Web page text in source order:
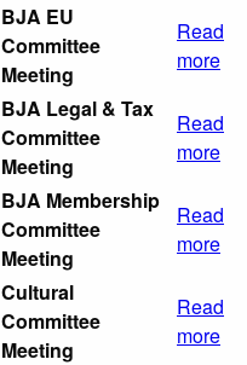
BJA EU
Committee
Meeting
Read
more
BJA Legal & Tax
Committee
Meeting
Read
more
BJA Membership
Committee
Meeting
Read
more
Cultural
Committee
Meeting
Read
more